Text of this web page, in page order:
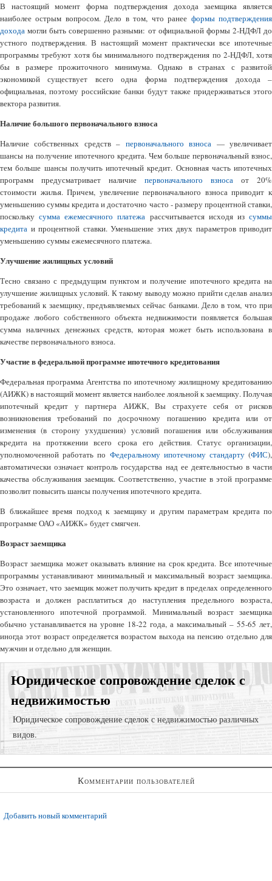
В настоящий момент форма подтверждения дохода заемщика является
наиболее острым вопросом. Дело в том, что ранее формы подтверждения
дохода могли быть совершенно разными: от официальной формы 2-НДФЛ до
устного подтверждения. В настоящий момент практически все ипотечные
программы требуют хотя бы минимального подтверждения по 2-НДФЛ, хотя
бы в размере прожиточного минимума. Однако в странах с развитой
экономикой существует всего одна форма подтверждения дохода –
официальная, поэтому российские банки будут также придерживаться этого
вектора развития.
Наличие большого первоначального взноса
Наличие собственных средств – первоначального взноса — увеличивает
шансы на получение ипотечного кредита. Чем больше первоначальный взнос,
тем больше шансы получить ипотечный кредит. Основная часть ипотечных
программ предусматривает наличие первоначального взноса от 20%
стоимости жилья. Причем, увеличение первоначального взноса приводит к
уменьшению суммы кредита и достаточно часто - размеру процентной ставки,
посколькусумма ежемесячного платежа рассчитывается исходя изсуммы
кредита и процентной ставки. Уменьшение этих двух параметров приводит
уменьшению суммы ежемесячного платежа.
Улучшение жилищных условий
Тесно связано с предыдущим пунктом и получение ипотечного кредита на
улучшение жилищных условий. К такому выводу можно прийти сделав анализ
требований к заемщику, предъявляемых сейчас банками. Дело в том, что при
продаже любого собственного объекта недвижимости появляется большая
сумма наличных денежных средств, которая может быть использована в
качестве первоначального взноса.
Участие в федеральной программе ипотечного кредитования
Федеральная программа Агентства по ипотечному жилищному кредитованию
(АИЖК) в настоящий момент является наиболее лояльной к заемщику. Получая
ипотечный кредит у партнера АИЖК, Вы страхуете себя от рисков
возникновения требований по досрочному погашению кредита или от
изменения (в сторону ухудшения) условий погашения или обслуживания
кредита на протяжении всего срока его действия. Статус организации,
уполномоченной работать по Федеральному ипотечному стандарту(ФИС),
автоматически означает контроль государства над ее деятельностью в части
качества обслуживания заемщик. Соответственно, участие в этой программе
позволит повысить шансы получения ипотечного кредита.
В ближайшее время подход к заемщику и другим параметрам кредита по
программе ОАО «АИЖК» будет смягчен.
Возраст заемщика
Возраст заемщика может оказывать влияние на срок кредита. Все ипотечные
программы устанавливают минимальный и максимальный возраст заемщика.
Это означает, что заемщик может получить кредит в пределах определенного
возраста и должен расплатиться до наступления предельного возраста,
установленного ипотечной программой. Минимальный возраст заемщика
обычно устанавливается на уровне 18-22 года, а максимальный – 55-65 лет,
иногда этот возраст определяется возрастом выхода на пенсию отдельно для
мужчин и отдельно для женщин.
Юридическое сопровождение сделок с
недвижимостью
Юридическое сопровождение сделок с недвижимостью различных
видов.
Суд за самовольную постройку;
Юридическая проверка объекта недвижимости для сделки;
Комментарии пользователей
Добавить новый комментарий